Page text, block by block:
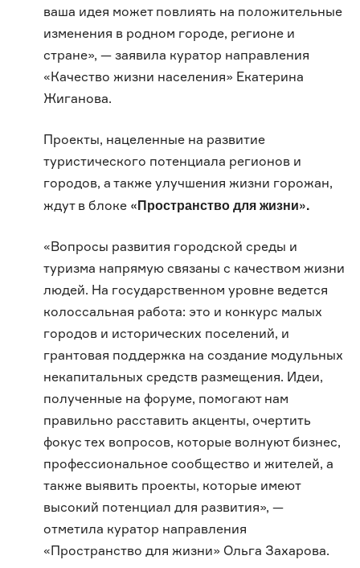
ваша идея может повлиять на положительные
изменения в родном городе, регионе и
стране», — заявила куратор направления
«Качество жизни населения» Екатерина
Жиганова.
Проекты, нацеленные на развитие
туристического потенциала регионов и
городов, а также улучшения жизни горожан,
ждут в блоке «Пространство для жизни».
«Вопросы развития городской среды и
туризма напрямую связаны с качеством жизни
людей. На государственном уровне ведется
колоссальная работа: это и конкурс малых
городов и исторических поселений, и
грантовая поддержка на создание модульных
некапитальных средств размещения. Идеи,
полученные на форуме, помогают нам
правильно расставить акценты, очертить
фокус тех вопросов, которые волнуют бизнес,
профессиональное сообщество и жителей, а
также выявить проекты, которые имеют
высокий потенциал для развития», —
отметила куратор направления
«Пространство для жизни» Ольга Захарова.